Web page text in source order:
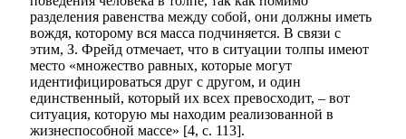
разделения равенства между собой, они должны иметь
вождя, которому вся масса подчиняется. В связи с
этим, З. Фрейд отмечает, что в ситуации толпы имеют
место «множество равных, которые могут
идентифицироваться друг с другом, и один
единственный, который их всех превосходит, – вот
ситуация, которую мы находим реализованной в
жизнеспособной массе» [4, с. 113].